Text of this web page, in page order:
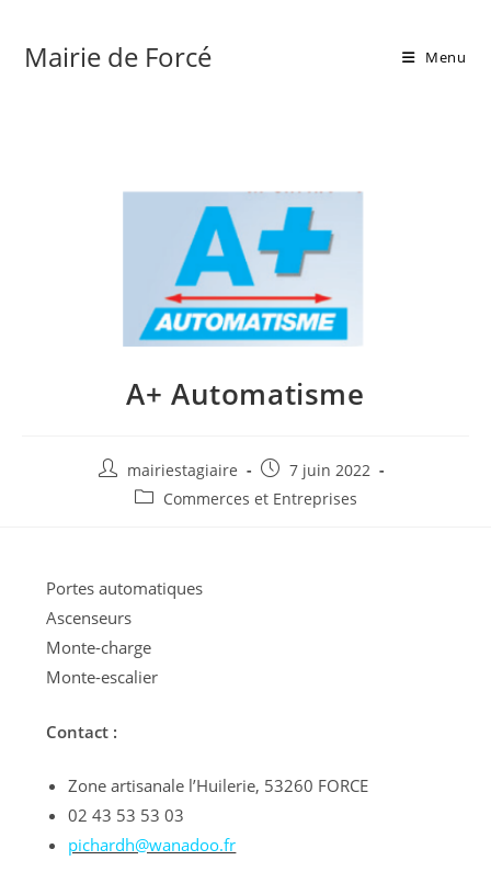
contentMairie de Forcé Menu
A+ Automatisme
Auteur/autrice
mairiestagiaire
Publication
publiée :
7 juin 2022
Post Commerces et Entreprises
Portes automatiques
Ascenseurs
Monte-charge
Monte-escalier
Contact :
Zone artisanale l’Huilerie, 53260 FORCE
02 43 53 53 03
pichardh@wanadoo.fr